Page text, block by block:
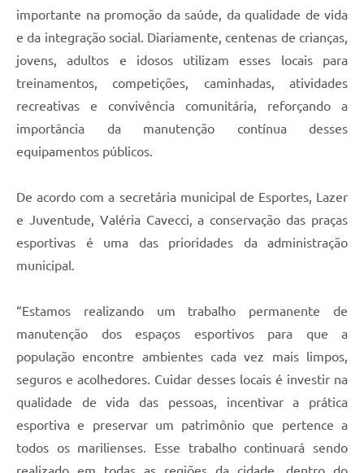
importante na promoção da saúde, da qualidade de vida
e da integração social. Diariamente, centenas de crianças,
jovens, adultos e idosos utilizam esses locais para
treinamentos, competições, caminhadas, atividades
recreativas e convivência comunitária, reforçando a
importância da manutenção contínua desses
equipamentos públicos.
De acordo com a secretária municipal de Esportes, Lazer
e Juventude, Valéria Cavecci, a conservação das praças
esportivas é uma das prioridades da administração
municipal.
“Estamos realizando um trabalho permanente de
manutenção dos espaços esportivos para que a
população encontre ambientes cada vez mais limpos,
seguros e acolhedores. Cuidar desses locais é investir na
qualidade de vida das pessoas, incentivar a prática
esportiva e preservar um patrimônio que pertence a
todos os marilienses. Esse trabalho continuará sendo